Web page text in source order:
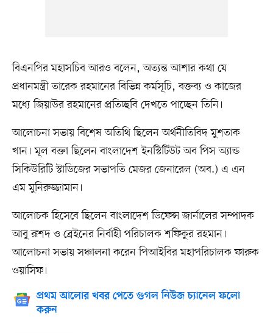
বিএনপির মহাসচিব আরও বলেন, অত্যন্ত আশার কথা যে
প্রধানমন্ত্রী তারেক রহমানের বিভিন্ন কর্মসূচি, বক্তব্য ও কাজের
মধ্যে জিয়াউর রহমানের প্রতিচ্ছবি দেখতে পাচ্ছেন তিনি।
আলোচনা সভায় বিশেষ অতিথি ছিলেন অর্থনীতিবিদ মুশতাক
খান। মূল বক্তা ছিলেন বাংলাদেশ ইনস্টিটিউট অব পিস অ্যান্ড
সিকিউরিটি স্টাডিজের সভাপতি মেজর জেনারেল (অব.) এ এন
এম মুনিরুজ্জামান।
আলোচক হিসেবে ছিলেন বাংলাদেশ ডিফেন্স জার্নালের সম্পাদক
আবু রূশদ ও ব্রেইনের নির্বাহী পরিচালক শফিকুর রহমান।
আলোচনা সভায় সঞ্চালনা করেন পিআইবির মহাপরিচালক ফারুক
ওয়াসিফ।
প্রথম আলোর খবর পেতে গুগল নিউজ চ্যানেল ফলো
করুন